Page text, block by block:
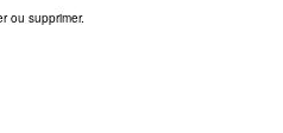
ou supprimer.